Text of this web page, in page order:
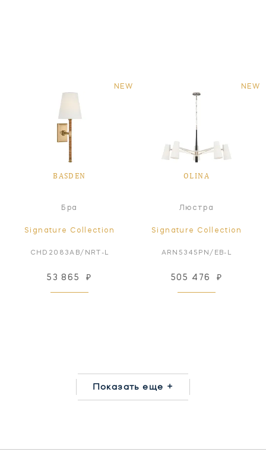
NEW
BASDEN
Бра
Signature Collection
CHD2083AB/NRT-L
53 865 ₽
NEW
OLINA
Люстра
Signature Collection
ARN5345PN/EB-L
505 476 ₽
Показать еще +